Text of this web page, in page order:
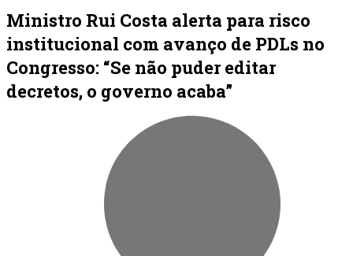
Ministro Rui Costa alerta para risco
institucional com avanço de PDLs no
Congresso: “Se não puder editar
decretos, o governo acaba”